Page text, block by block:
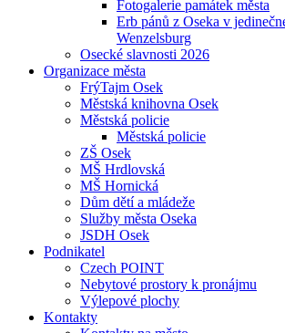
Fotogalerie památek města
Erb pánů z Oseka v
Wenzelsburg
Osecké slavnosti 2026
Organizace města
FrýTajm Osek
Městská knihovna Osek
Městská policie
Městská policie
ZŠ Osek
MŠ Hrdlovská
MŠ Hornická
Dům dětí a mládeže
Služby města Oseka
JSDH Osek
Podnikatel
Czech POINT
Nebytové prostory k pronájmu
Výlepové plochy
Kontakty